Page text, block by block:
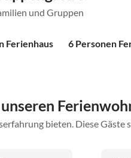
und Gruppen
Ferienhaus 6 Personen
bieten. Diese Gäste